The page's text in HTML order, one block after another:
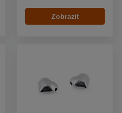
Zobrazit